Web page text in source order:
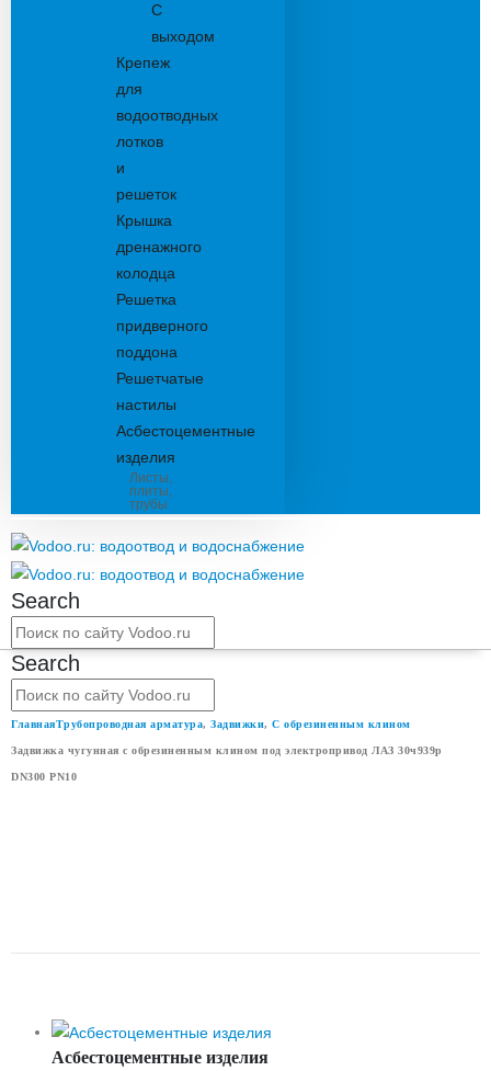
С
выходом
Крепеж
для
водоотводных
лотков
и
решеток
Крышка
дренажного
колодца
Решетка
придверного
поддона
Решетчатые
настилы
Асбестоцементные
изделия
Листы,
плиты,
трубы
Search
Search
ГлавнаяТрубопроводная арматура, Задвижки, С обрезиненным клином
Задвижка чугунная с обрезиненным клином под электропривод ЛАЗ 30ч939р
DN300 PN10
Асбестоцементные изделия